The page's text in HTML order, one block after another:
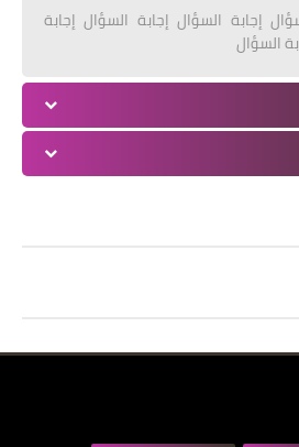
إجابة السؤال إجابة السؤال إجابة
السؤال